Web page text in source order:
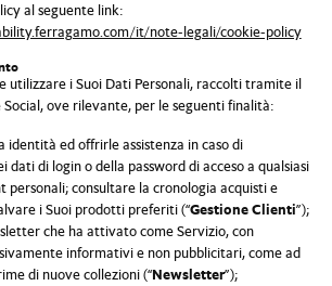
al seguente link:
it/note-legali/cookie-policy
utilizzare i Suoi Dati Personali, raccolti tramite il
Social, ove rilevante, per le seguenti finalità:
identità ed offrirle assistenza in caso di
dati di login o della password di acceso a qualsiasi
personali; consultare la cronologia acquisti e
i Suoi prodotti preferiti (“Gestione Clienti”);
che ha attivato come Servizio, con
informativi e non pubblicitari, come ad
di nuove collezioni (“Newsletter”);